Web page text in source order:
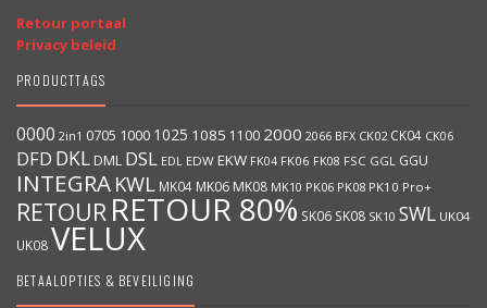
Retour portaal
Privacy beleid
PRODUCTTAGS
0000 2in1 0705 1000 1025 1085 1100 2000 2066 BFX CK02 CK04 CK06
DFD DKL DML DSL EDL EDW EKW FK04 FK06 FK08 FSC GGL GGU
INTEGRA KWL MK04 MK06 MK08 MK10 PK06 PK08 PK10 Pro+
RETOUR RETOUR 80% SK06 SK08 SK10 SWL UK04
UK08VELUX
BETAALOPTIES & BEVEILIGING